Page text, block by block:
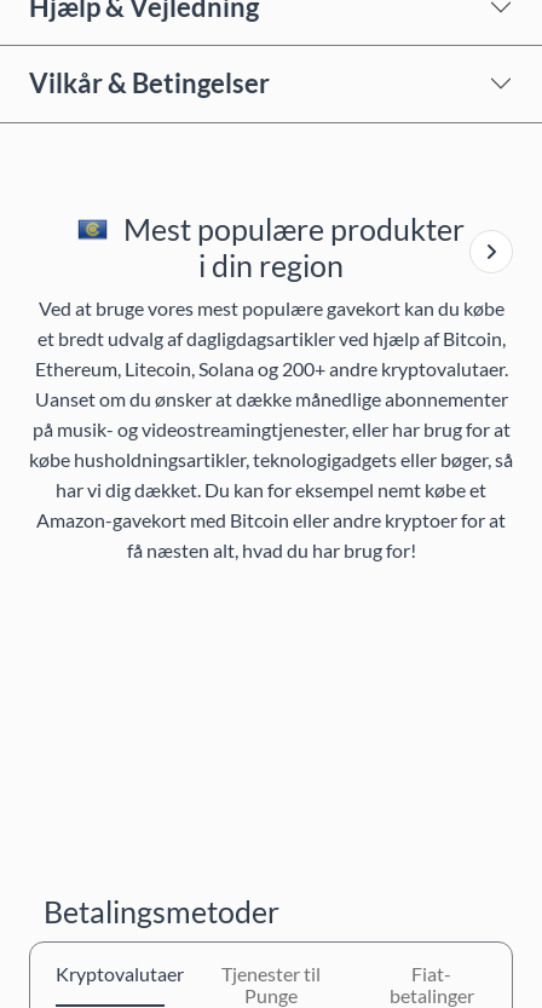
Vilkår & Betingelser
Mest populære produkter
i din region
Ved at bruge vores mest populære gavekort kan du købe
et bredt udvalg af dagligdagsartikler ved hjælp af Bitcoin,
Ethereum, Litecoin, Solana og 200+ andre kryptovalutaer.
Uanset om du ønsker at dække månedlige abonnementer
på musik- og videostreamingtjenester, eller har brug for at
købe husholdningsartikler, teknologigadgets eller bøger, så
har vi dig dækket. Du kan for eksempel nemt købe et
Amazon-gavekort med Bitcoin eller andre kryptoer for at
få næsten alt, hvad du har brug for!
Betalingsmetoder
Kryptovalutaer
Tjenester til
Punge
Fiat-
betalinger